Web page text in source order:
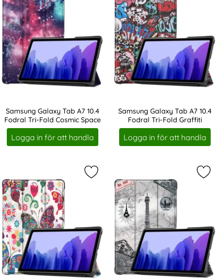
Samsung Galaxy Tab A7 10.4
Fodral Tri-Fold Cosmic Space
Art. nr 10795
Logga in för att handla
Samsung Galaxy Tab A7 10.4
Fodral Tri-Fold Graffiti
Art. nr 10796
Logga in för att handla
Markera samsung Galaxy Tab A7